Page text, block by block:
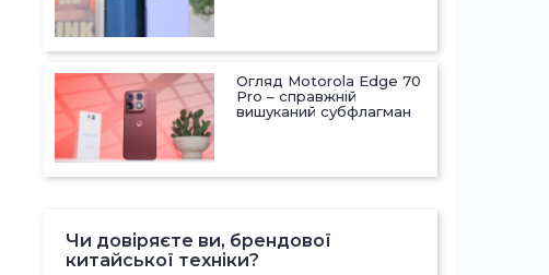
Огляд Motorola Edge 70
Pro – справжній
вишуканий субфлагман
Чи довіряєте ви, брендової
китайської техніки?